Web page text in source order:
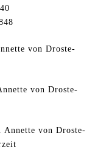
von Droste-
von Droste-
Annette von Droste-